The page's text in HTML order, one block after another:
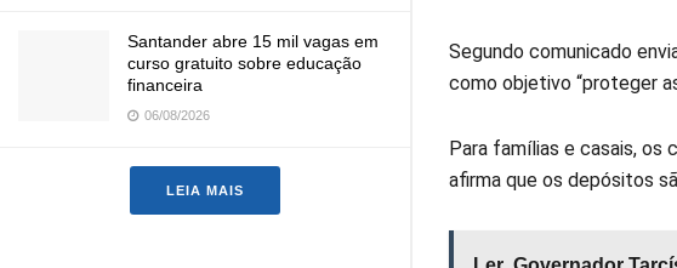
Santander abre 15 mil vagas em
curso gratuito sobre educação
financeira
06/08/2026
LEIA MAIS
Segundo comunicado
como objetivo “proteger
Para famílias e casais, os
afirma que os depósitos